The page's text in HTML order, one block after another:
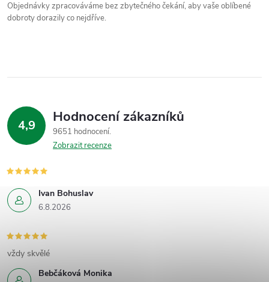
Objednávky zpracováváme bez zbytečného čekání, aby vaše oblíbené
dobroty dorazily co nejdříve.
4,9 Hodnocení zákazníků
9651 hodnocení
Zobrazit recenze
Ivan Bohuslav
6.8.2026
Bebčáková Monika
vždy skvělé